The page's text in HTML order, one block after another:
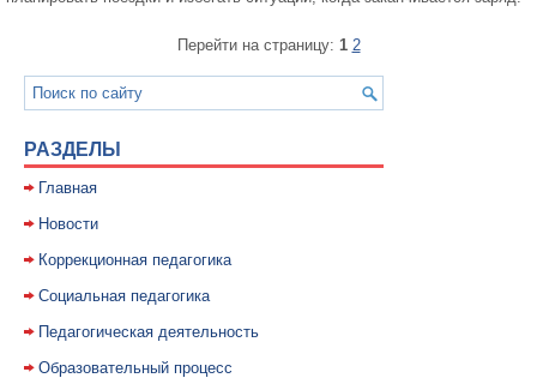
Перейти на страницу: 1 2
РАЗДЕЛЫ
Главная
Новости
Коррекционная педагогика
Социальная педагогика
Педагогическая деятельность
Образовательный процесс